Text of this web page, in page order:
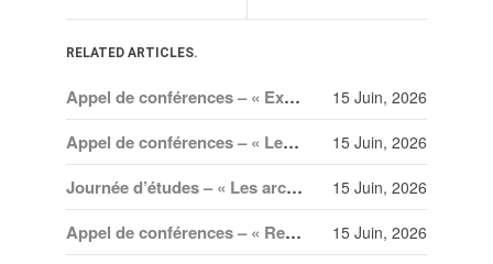
RELATED ARTICLES.
Appel de conférences – « Expressions sonores de la violence et transformations technologiques dans le cinéma européen, des années 1970 à la transition numérique » – 30 septembre 2026 15 Juin, 2026
Appel de conférences – « Les rencontres de musicologie médiévalle » – 30 juin 2026 15 Juin, 2026
Journée d’études – « Les archives en mineur. Amateurisme, collection et création dans les arts spectaculaires à Paris, Berlin et Vienne au XX 15 Juin, 2026
Appel de conférences – « Recréer l’Orient. Imaginaires et circulations transnationales » – 20 juillet 2026 15 Juin, 2026